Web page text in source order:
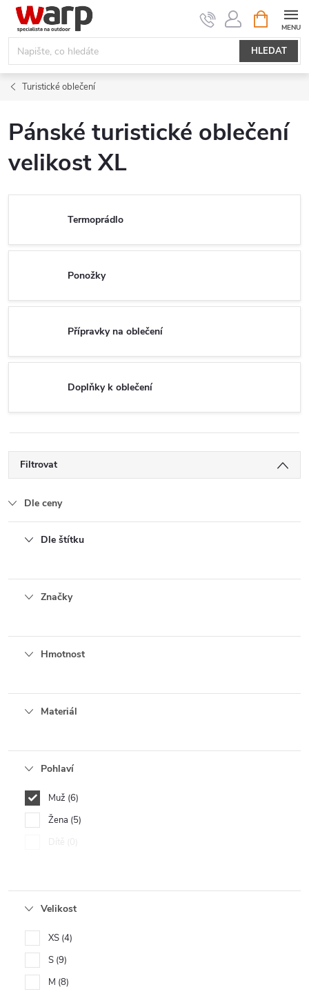
Přejít
obsah
HLEDAT
NÁKUPNÍ
KOŠÍK
Turistické oblečení
Pánské turistické oblečení
velikost XL
Termoprádlo
Ponožky
Přípravky na oblečení
Doplňky k oblečení
Filtrovat
Dle ceny
Dle štítku
Značky
Hmotnost
Materiál
Pohlaví
Muž 6
Žena 5
Dítě
0
Velikost
XS 4
S 9
M 8